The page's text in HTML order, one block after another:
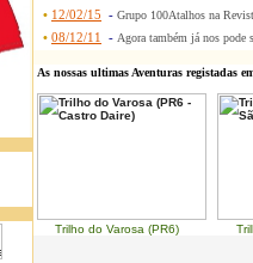
• 12/02/15 - Grupo 100Atalhos na
• 08/12/11 - Agora também já nos pode
As nossas ultimas Aventuras registadas
Trilho do Varosa (PR6) Trilho